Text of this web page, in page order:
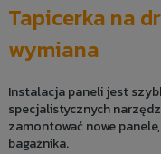
Tapicerka na
wymiana
Instalacja paneli jest
specjalistycznych
zamontować nowe
bagażnika.